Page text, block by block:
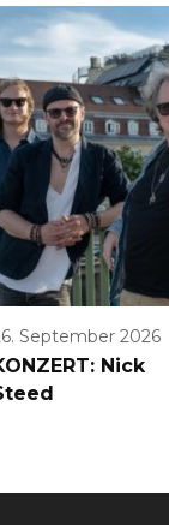
September 2026
Nick